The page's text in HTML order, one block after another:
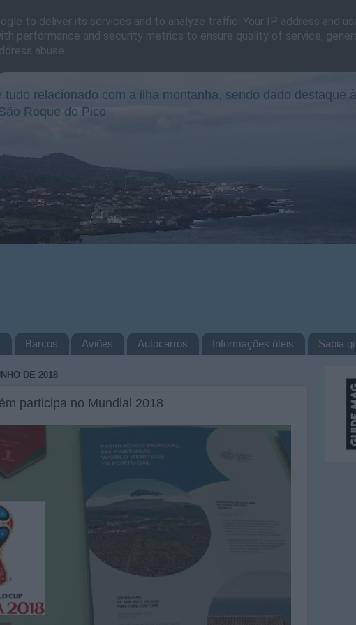
tudo relacionado com a ilha montanha, sendo dado destaque
Roque do Pico
Barcos Aviões Autocarros Informações úteis Sabia
DE 2018
participa no Mundial 2018
to deliver its services and to analyze traffic. Your IP address and
performance and security metrics to ensure quality of service,
abuse.